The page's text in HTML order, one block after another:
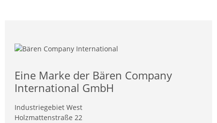
Eine Marke der Bären Company
International GmbH
Industriegebiet West
Holzmattenstraße 22